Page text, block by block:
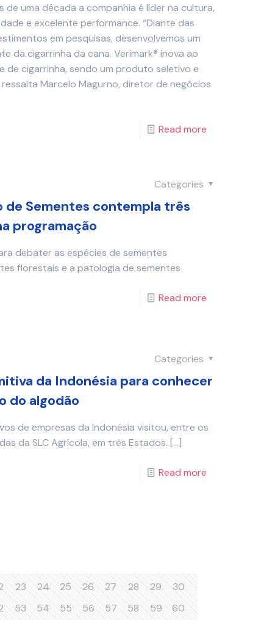
uma década a companhia é líder na cultura,
e excelente performance. “Diante das
em pesquisas, desenvolvemos um
da cigarrinha da cana. Verimark® inova ao
de cigarrinha, sendo um produto seletivo e
Marcelo Magurno, diretor de negócios
Read more
Categories
de Sementes contempla três
programação
debater as espécies de sementes
florestais e a patologia de sementes
Read more
Categories
da Indonésia para conhecer
do algodão
de empresas da Indonésia visitou, entre os
da SLC Agrícola, em três Estados. […]
Read more
23 24 25 26 27 28 29
30
53 54 55 56 57 58 59 60